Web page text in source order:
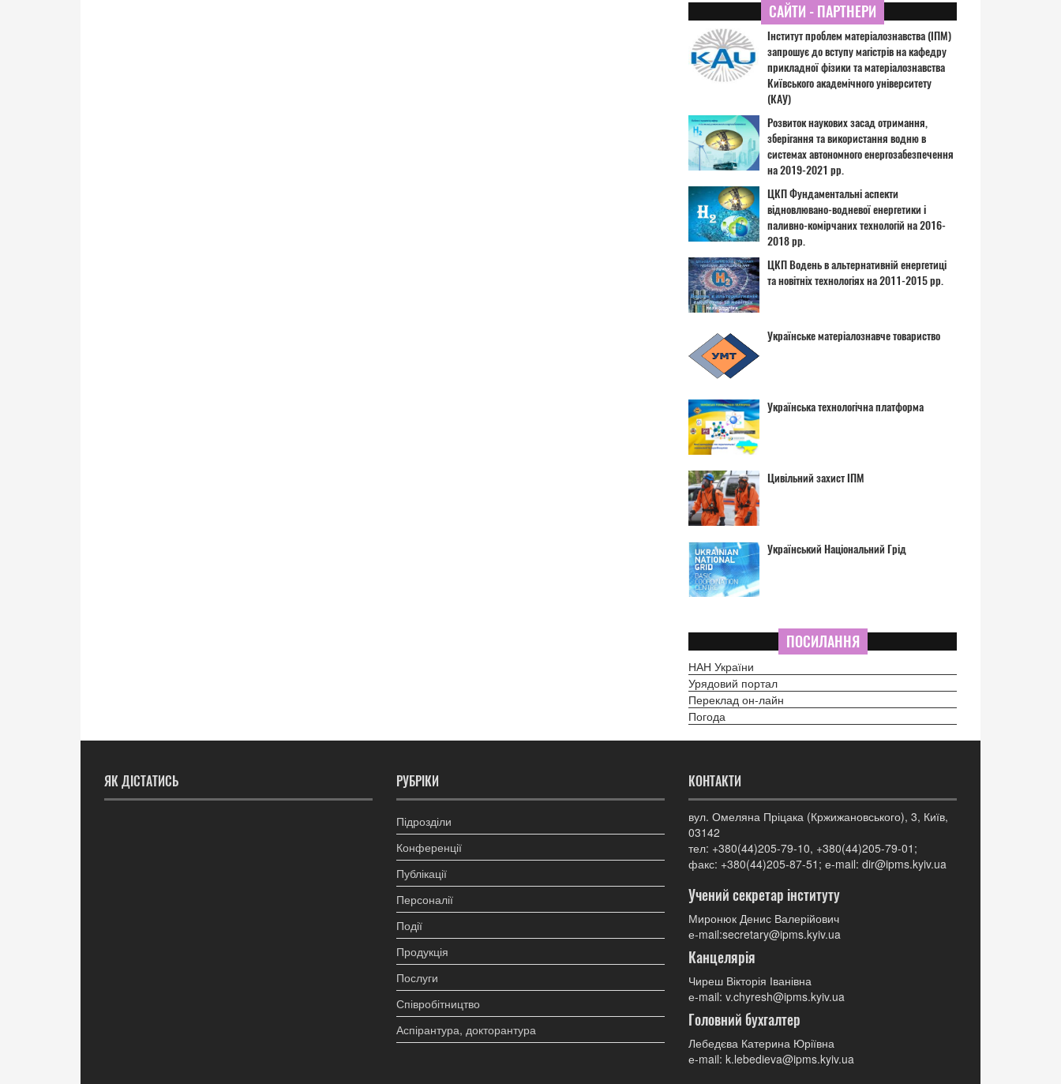
САЙТИ - ПАРТНЕРИ
Інститут проблем матеріалознавства (ІПМ)
запрошує до вступу магістрів на кафедру
прикладної фізики та матеріалознавства
Київського академічного університету
(КАУ)
Розвиток наукових засад отримання,
зберігання та використання водню в
системах автономного енергозабезпечення
на 2019-2021 рр.
ЦКП Фундаментальні аспекти
відновлювано-водневої енергетики і
паливно-комірчаних технологій на 2016-
2018 рр.
ЦКП Водень в альтернативній енергетиці
та новітніх технологіях на 2011-2015 рр.
Українське матеріалознавче товариство
Українська технологічна платформа
Цивільний захист ІПМ
Український Національний Грід
ПОСИЛАННЯ
НАН України
Урядовий портал
Переклад он-лайн
Погода
ЯК ДІСТАТИСЬ РУБРІКИ
Підрозділи
Конференції
Публікації
Персоналії
Події
Продукція
Послуги
Співробітництво
Аспірантура, докторантура
КОНТАКТИ
вул. Омеляна Пріцака (Кржижановського), 3, Київ,
03142
тел: +380(44)205-79-10, +380(44)205-79-01;
факс: +380(44)205-87-51; е-mail: dir@ipms.kyiv.ua
Учений секретар інституту
Миронюк Денис Валерійович
е-mail:secretary@ipms.kyiv.ua
Канцелярія
Чиреш Вікторія Іванівна
е-mail: v.chyresh@ipms.kyiv.ua
Головний бухгалтер
Лебедєва Катерина Юріївна
е-mail: k.lebedieva@ipms.kyiv.ua